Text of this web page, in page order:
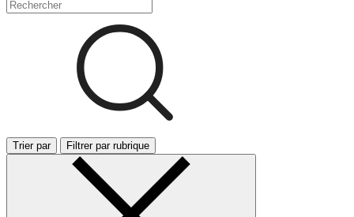
Trier par Filtrer par rubrique